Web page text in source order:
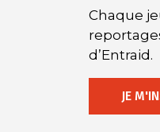
Chaque
d’Entraid.
JE